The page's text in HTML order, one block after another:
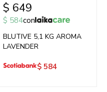
$ 649
$ 584con
BLUTIVE 5,1 KG AROMA
LAVENDER
$ 584